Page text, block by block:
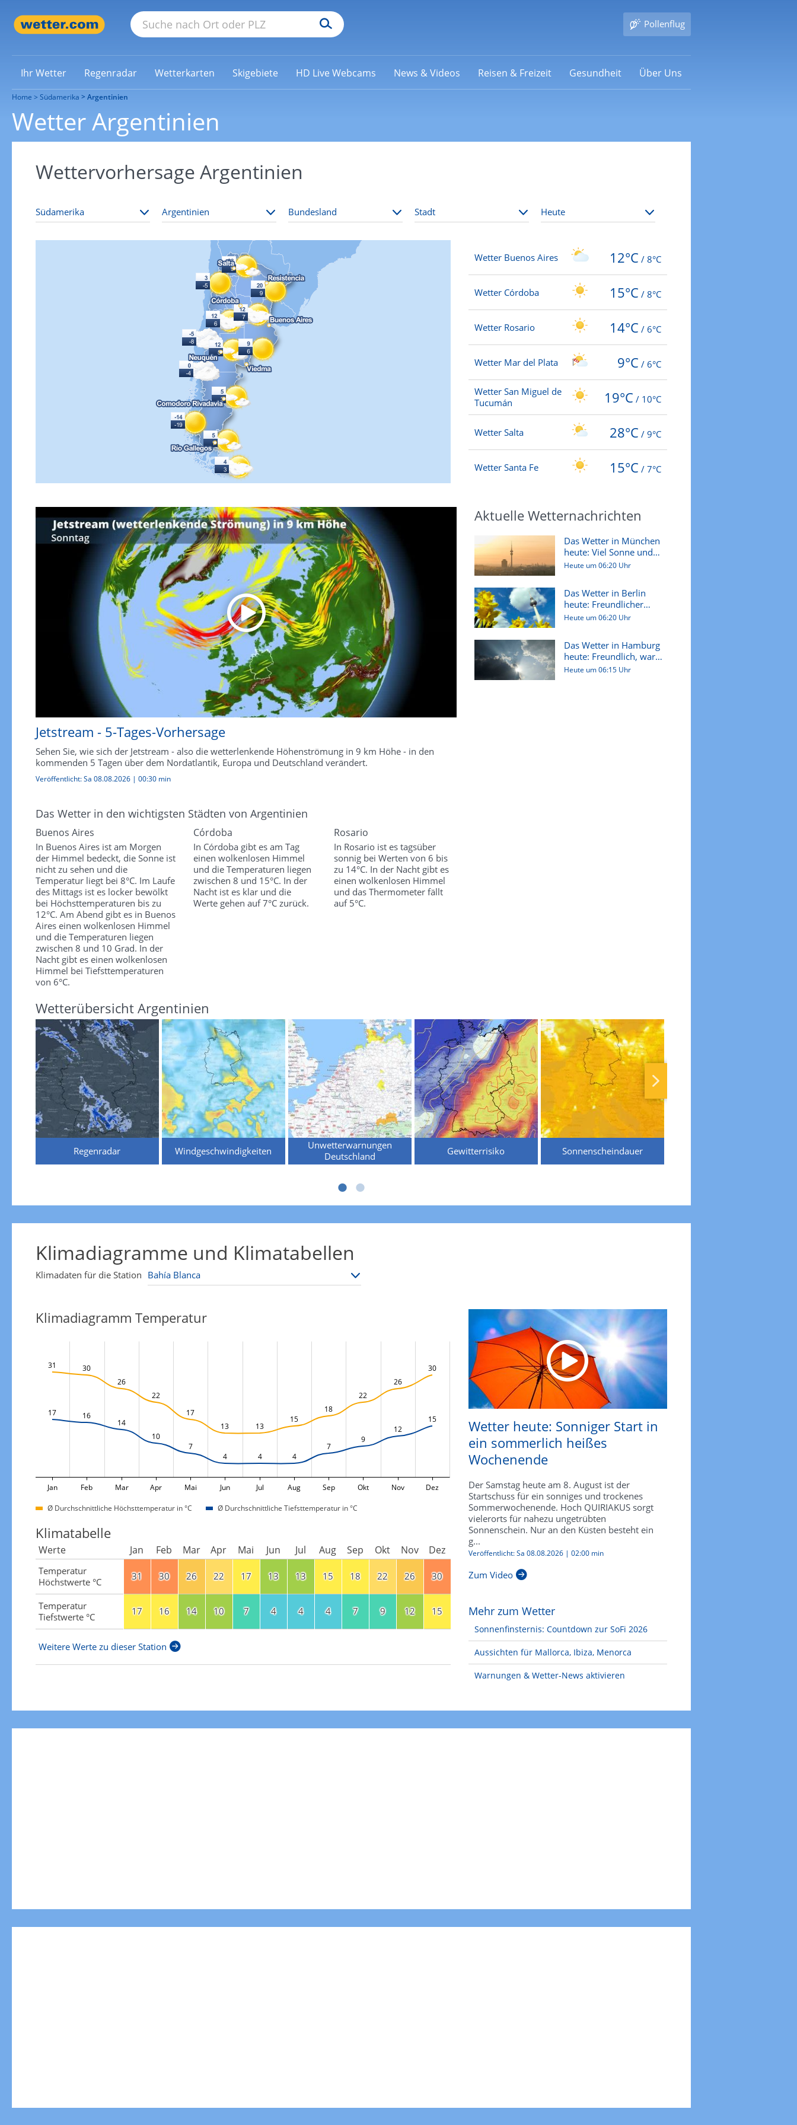
Pollenflug
Ihr Wetter Regenradar Wetterkarten Skigebiete HD Live Webcams News & Videos Reisen & Freizeit Gesundheit Über Uns
Home Südamerika Argentinien
Wetter Argentinien
Wettervorhersage Argentinien
Wetter Buenos Aires 12°C / 8°C
Wetter Córdoba 15°C / 8°C
Wetter Rosario 14°C / 6°C
Wetter Mar del Plata 9°C / 6°C
Wetter San Miguel de
Tucumán
19°C / 10°C
Wetter Salta 28°C / 9°C
Wetter Santa Fe 15°C / 7°C
Jetstream - 5-Tages-Vorhersage
Sehen Sie, wie sich der Jetstream - also die wetterlenkende Höhenströmung in 9 km Höhe - in den
kommenden 5 Tagen über dem Nordatlantik, Europa und Deutschland verändert.
Veröffentlicht:Sa 08.08.2026 | 00:30 min
Das Wetter in den wichtigsten Städten von Argentinien
Buenos Aires
In Buenos Aires ist am Morgen
der Himmel bedeckt, die Sonne ist
nicht zu sehen und die
Temperatur liegt bei 8°C. Im Laufe
des Mittags ist es locker bewölkt
bei Höchsttemperaturen bis zu
12°C. Am Abend gibt es in Buenos
Aires einen wolkenlosen Himmel
und die Temperaturen liegen
zwischen 8 und 10 Grad. In der
Nacht gibt es einen wolkenlosen
Himmel bei Tiefsttemperaturen
von 6°C.
Córdoba
In Córdoba gibt es am Tag
einen wolkenlosen Himmel
und die Temperaturen liegen
zwischen 8 und 15°C. In der
Nacht ist es klar und die
Werte gehen auf 7°C zurück.
Rosario
In Rosario ist es tagsüber
sonnig bei Werten von 6 bis
zu 14°C. In der Nacht gibt es
einen wolkenlosen Himmel
und das Thermometer fällt
auf 5°C.
Aktuelle Wetternachrichten
Das Wetter in München
heute: Viel Sonne und
sommer...
Heute um 06:20 Uhr
Das Wetter in Berlin
heute: Freundlicher
Samstag m...
Heute um 06:20 Uhr
Das Wetter in Hamburg
heute: Freundlich, warm
und...
Heute um 06:15 Uhr
Wetterübersicht Argentinien
Regenradar Windgeschwindigkeiten
Unwetterwarnungen
Deutschland
Gewitterrisiko Sonnenscheindauer
Klimadiagramme und Klimatabellen
Klimadaten für die Station
Klimadiagramm Temperatur
31
30
26
22
17
13
13
15
18
22
26
30
17 16
14
10
7
4
4 4
7
9
12
15
Jan Feb Mar Apr Mai Jun Jul Aug Sep Okt Nov Dez
Ø Durchschnittliche Höchsttemperatur in °C Ø Durchschnittliche Tiefsttemperatur in °C
Klimatabelle
Werte Jan Feb Mar Apr Mai Jun Jul Aug Sep Okt Nov Dez
Temperatur
Höchstwerte °C
31 30 26 22 17 13 13 15 18 22 26 30
Temperatur
Tiefstwerte °C
17 16 14 10 7 4 4 4 7 9 12 15
Weitere Werte zu dieser Station
Wetter heute: Sonniger Start in
ein sommerlich heißes
Wochenende
Der Samstag heute am 8. August ist der
Startschuss für ein sonniges und trockenes
Sommerwochenende. Hoch QUIRIAKUS sorgt
vielerorts für nahezu ungetrübten
Sonnenschein. Nur an den Küsten besteht ein
g...
Veröffentlicht: Sa 08.08.2026 | 02:00 min
Zum Video
Mehr zum Wetter
Sonnenfinsternis: Countdown zur SoFi 2026
Aussichten für Mallorca, Ibiza, Menorca
Warnungen & Wetter-News aktivieren